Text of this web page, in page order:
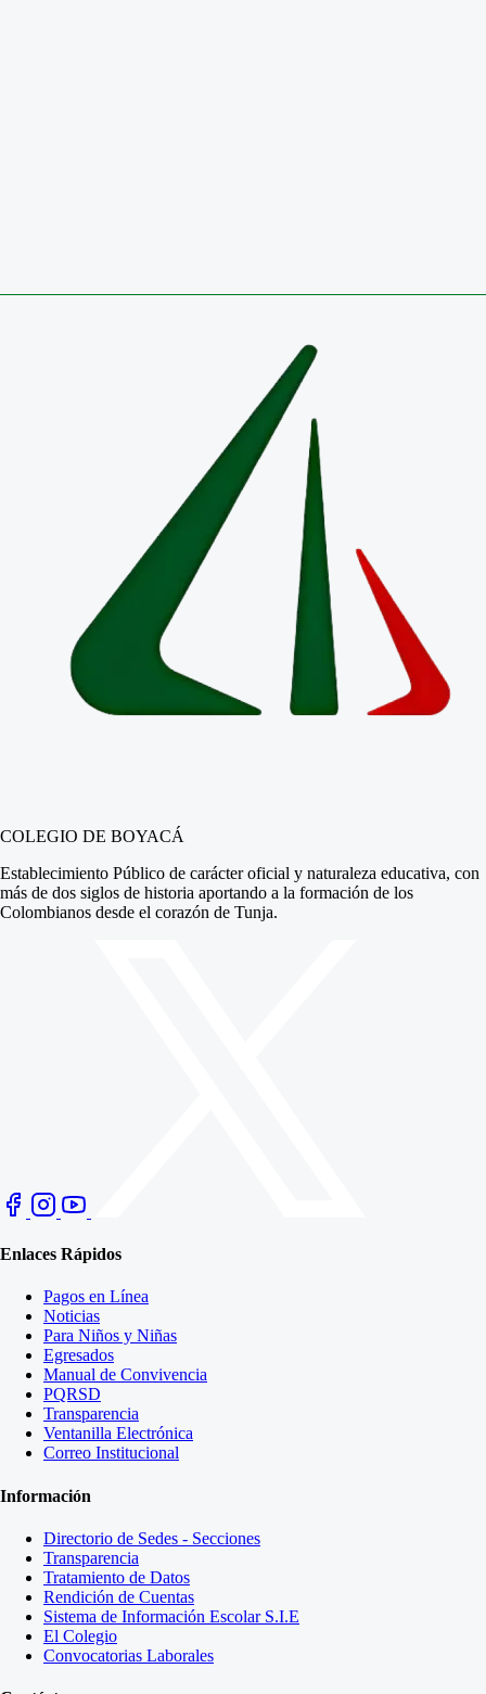
COLEGIO DE BOYACÁ
Establecimiento Público de carácter oficial y naturaleza educativa, con
más de dos siglos de historia aportando a la formación de los
Colombianos desde el corazón de Tunja.
Enlaces Rápidos
Pagos en Línea
Noticias
Para Niños y Niñas
Egresados
Manual de Convivencia
PQRSD
Transparencia
Ventanilla Electrónica
Correo Institucional
Información
Directorio de Sedes - Secciones
Transparencia
Tratamiento de Datos
Rendición de Cuentas
Sistema de Información Escolar S.I.E
El Colegio
Convocatorias Laborales